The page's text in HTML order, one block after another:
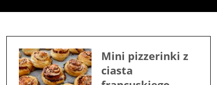
Mini pizzerinki z
ciasta